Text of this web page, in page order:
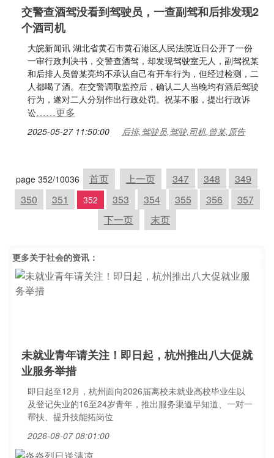
交警查酒驾没看到驾驶员，一查副驾和后排发现2
个酒司机
大皖新闻讯 湖北省黄石市黄石港区人民法院近日公开了一份
一审行政判决书，交警查酒驾，却发现驾驶室无人，副驾祝某
和后排人员曾某亮均不承认自己有开车行为，但经过检测，二
人都喝了酒。在交警调取监控后，确认二人当晚均有酒后驾驶
行为，遂对二人分别作出行政处罚。祝某不服，提出行政诉
讼……更多
2025-05-27 11:50:00 后排,驾驶员,驾驶,司机,曾某,原告
page 352/10036 首页 上一页 347 348
349
350
351 352 353 354 355 356
357
下一页
末页
更多关于社会的资讯：
未就业青年请关注！即日起，杭州推出八大促就
业服务举措
即日起至12月，杭州面向2026届离校未就业高校毕业生以
及登记失业的16至24岁青年，推出服务渠道早知道、一对一
帮扶、提升技能拓岗位
2026-08-07 08:01:00